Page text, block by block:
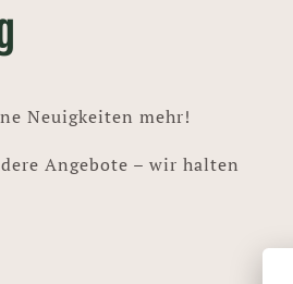
Neuigkeiten mehr!
Angebote – wir halten